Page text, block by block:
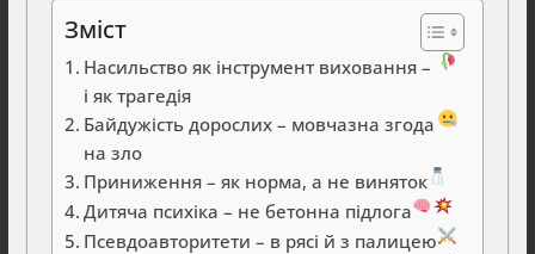
Зміст
Насильство як інструмент виховання –
і як трагедія
Байдужість дорослих – мовчазна згода
на зло
Приниження – як норма, а не виняток
Дитяча психіка – не бетонна підлога
Псевдоавторитети – в рясі й з палицею